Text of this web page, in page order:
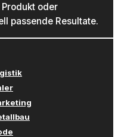
oder
passende Resultate.